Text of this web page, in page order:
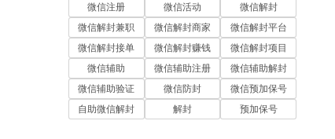
微信注册
微信活动
微信解封
微信解封兼职
微信解封商家
微信解封平台
微信解封接单
微信解封赚钱
微信解封项目
微信辅助
微信辅助注册
微信辅助解封
微信辅助验证
微信防封
微信预加保号
自助微信解封
解封 预加保号